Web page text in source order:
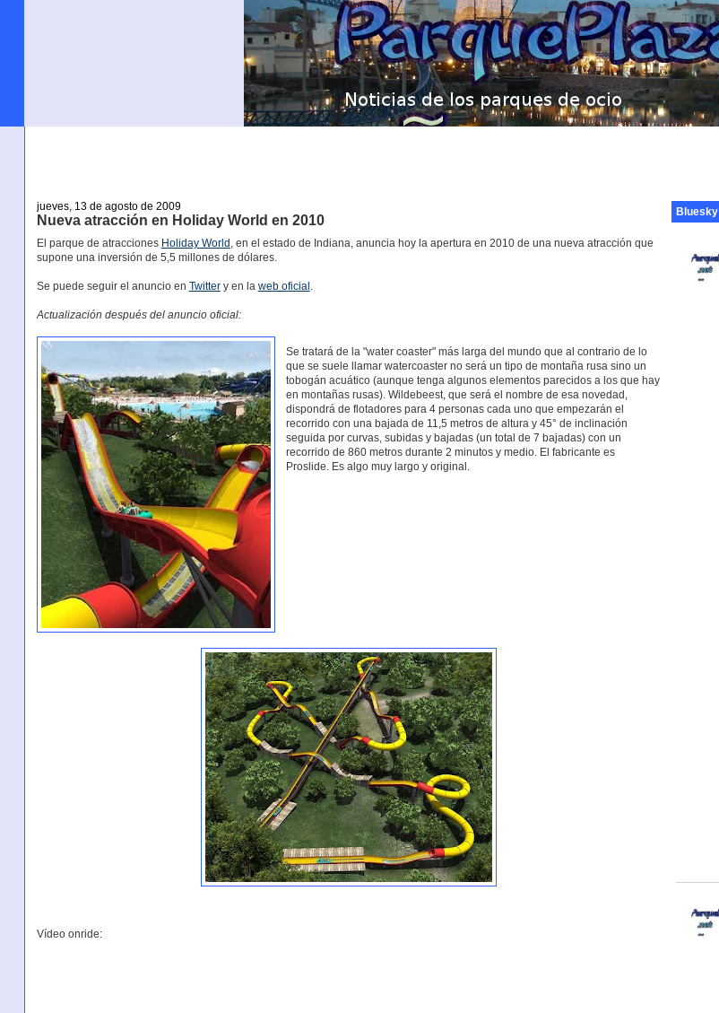
jueves, 13 de agosto de 2009
Nueva atracción en Holiday World en 2010
El parque de atracciones Holiday World , en el estado de Indiana, anuncia hoy la apertura en 2010 de una nueva atracción que
supone una inversión de 5,5 millones de dólares.
Se puede seguir el anuncio en Twittery en la web oficial .
Actualización después del anuncio oficial:
Se tratará de la "water coaster" más larga del mundo que al contrario de lo
que se suele llamar watercoaster no será un tipo de montaña rusa sino un
tobogán acuático (aunque tenga algunos elementos parecidos a los que hay
en montañas rusas). Wildebeest, que será el nombre de esa novedad,
dispondrá de flotadores para 4 personas cada uno que empezarán el
recorrido con una bajada de 11,5 metros de altura y 45° de inclinación
seguida por curvas, subidas y bajadas (un total de 7 bajadas) con un
recorrido de 860 metros durante 2 minutos y medio. El fabricante es
Proslide. Es algo muy largo y original.
Vídeo onride:
Bluesky